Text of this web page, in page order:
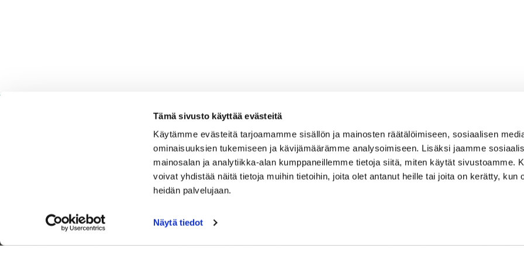
Tämä sivusto käyttää evästeitä
Käytämme evästeitä tarjoamamme sisällön ja mainosten räätälöimiseen, sosiaalisen
ominaisuuksien tukemiseen ja kävijämäärämme analysoimiseen. Lisäksi jaamme
mainosalan ja analytiikka-alan kumppaneillemme tietoja siitä, miten käytät sivustoamme.
voivat yhdistää näitä tietoja muihin tietoihin, joita olet antanut heille tai joita on kerätty, kun
heidän palvelujaan.
Näytä tiedot
Nurmikartanontie 5,02920 Espoo
Katso sijainti kartalla
Caddiemaster
010 501 3100